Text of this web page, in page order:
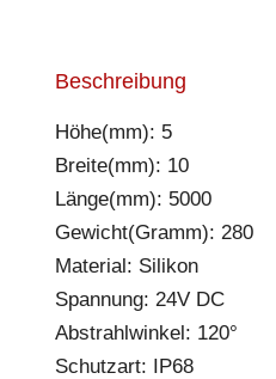
Beschreibung
Höhe(mm): 5
Breite(mm): 10
Länge(mm): 5000
Gewicht(Gramm): 280
Material: Silikon
Spannung: 24V DC
Abstrahlwinkel: 120°
Schutzart: IP68